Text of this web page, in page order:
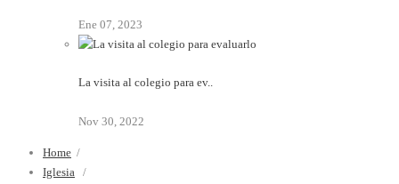
Ene 07, 2023
La visita al colegio para ev..
Nov 30, 2022
Home /
Iglesia /